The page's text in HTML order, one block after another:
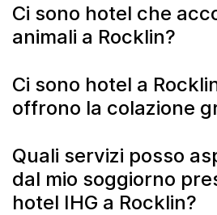
Ci sono hotel che
animali a Rocklin?
Ci sono hotel a
offrono la colazione
Quali servizi posso
dal mio soggiorno
hotel IHG a Rocklin?